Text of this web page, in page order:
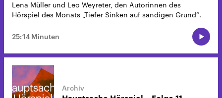
Lena Müller und Leo Weyreter, den Autorinnen des
Hörspiel des Monats „Tiefer Sinken auf sandigen Grund“.
25:14 Minuten